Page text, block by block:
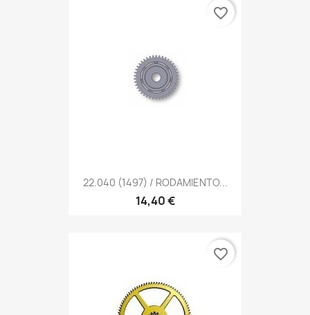
22.040 (1497) / RODAMIENTO...
14,40 €
favorite_border
favorite_border